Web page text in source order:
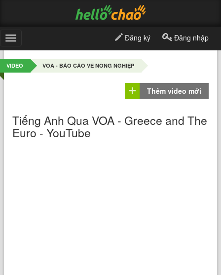
Toggle
navigation
Đăng ký Đăng nhập
VIDEO VOA - BÁO CÁO VỀ NÔNG NGHIỆP
Thêm video mới
Tiếng Anh Qua VOA - Greece and The
Euro - YouTube